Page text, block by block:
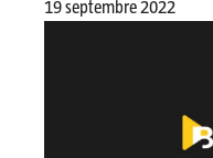
19 septembre 2022